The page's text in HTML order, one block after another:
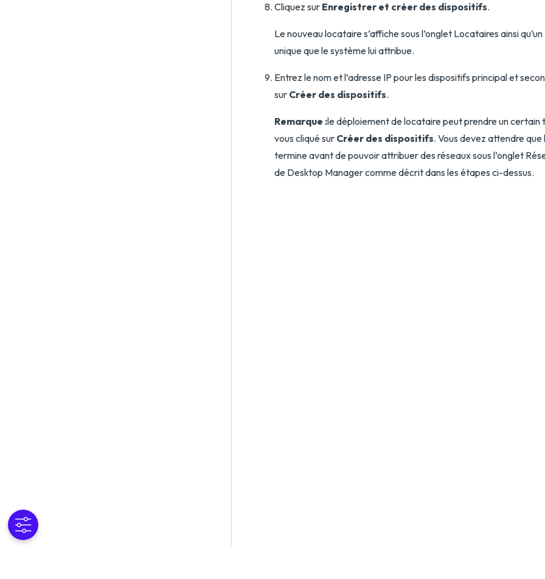
Cliquez sur Enregistrer et créer des dispositifs.
Le nouveau locataire s’affiche sous l’onglet Locataires ainsi
unique que le système lui attribue.
Entrez le nom et l’adresse IP pour les dispositifs principal et
sur Créer des dispositifs.
Remarque :le déploiement de locataire peut prendre un certain
vous cliqué sur Créer des dispositifs. Vous devez attendre
termine avant de pouvoir attribuer des réseaux sous l’onglet
de Desktop Manager comme décrit dans les étapes ci-dessus.